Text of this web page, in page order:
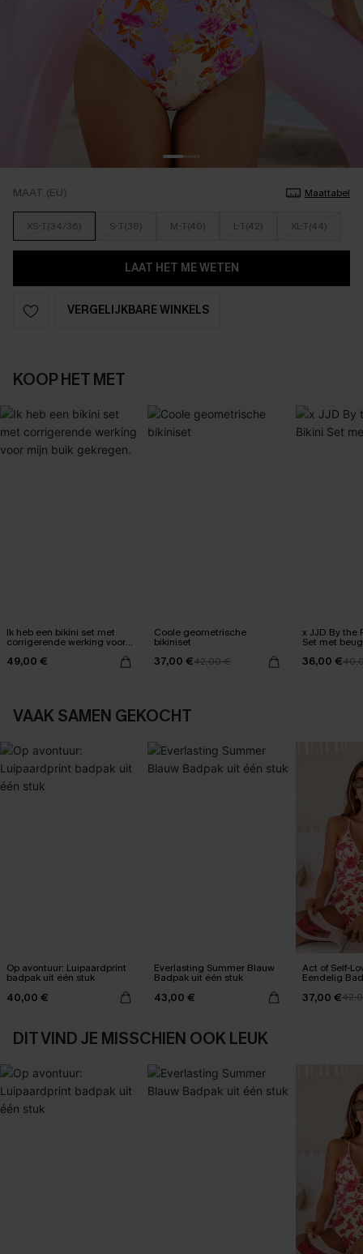
MAAT (EU) Maattabel
XS-T(34/36) S-T(38) M-T(40) L-T(42) XL-T(44)
LAAT HET ME WETEN
VERGELIJKBARE WINKELS
KOOP HET MET
Ik heb een bikini set met
corrigerende werking voor
mijn buik gekregen.
49,00 €
Coole geometrische
bikiniset
37,00 €42,00 €
x JJD By the
Set met
36,00 €
VAAK SAMEN GEKOCHT
Op avontuur: Luipaardprint
badpak uit één stuk
40,00 €
Everlasting Summer Blauw
Badpak uit één stuk
43,00 €
Act of Self-
Eendelig
37,00 €
DIT VIND JE MISSCHIEN OOK LEUK